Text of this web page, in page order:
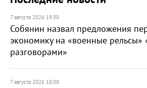
7 августа 2026 19:30
Собянин назвал предложения
экономику на «военные
разговорами»
7 августа 2026 18:00